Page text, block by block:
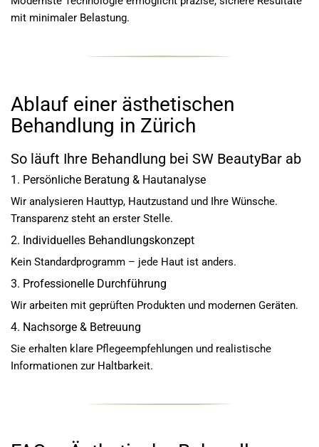
mit minimaler Belastung.
Ablauf einer ästhetischen
Behandlung in Zürich
So läuft Ihre Behandlung bei SW BeautyBar ab
1. Persönliche Beratung & Hautanalyse
Wir analysieren Hauttyp, Hautzustand und Ihre Wünsche.
Transparenz steht an erster Stelle.
2. Individuelles Behandlungskonzept
Kein Standardprogramm – jede Haut ist anders.
3. Professionelle Durchführung
Wir arbeiten mit geprüften Produkten und modernen Geräten.
4. Nachsorge & Betreuung
Sie erhalten klare Pflegeempfehlungen und realistische
Informationen zur Haltbarkeit.